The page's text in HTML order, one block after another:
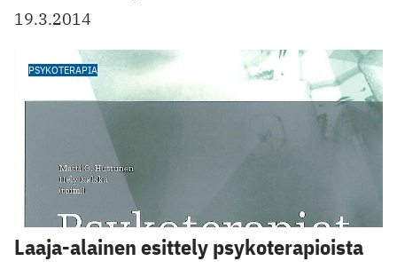
19.3.2014
PSYKOTERAPIA
Laaja-alainen esittely psykoterapioista